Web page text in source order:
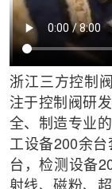
浙江三方控制
注于控制阀研
全、制造专业
工设备200余
台，检测设备